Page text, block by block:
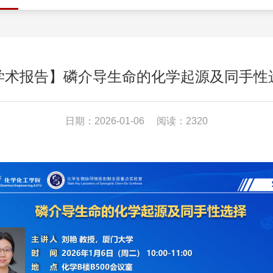
术报告】磷介导生命的化学起源及同手性
日期：2026-01-06 阅读：2320